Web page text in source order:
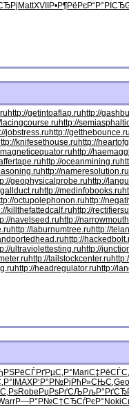
MattXVII Р•Р¶РёРєР“Р°РІСЂ
http://getintoaflap.ruhttp://
lacingcourse.ruhttp://
jobstress.ruhttp://
knifesethouse.ruhttp://
http://
http://oceanmining.ru
http://nameresolution.ru
geophysicalprobe.ruhttp://
http://medinfobooks.ru
octupolephonon.ruhttp://
killthefattedcalf.ruhttp://
navelseed.ruhttp://
http://laburnumtree.ruhttp://
http://
ultraviolettesting.ruhttp://
http://tailstockcenter.ru
http://headregulator.ruhttp://
РґРµС‚Р° MariС‡РёСЃС‚
IMAXР‘Р°Р№Рј РђР»СЊС‚
Robe РџРѕРґСЉ РљР°РґСЂ
Р—Р°Р№С†СЂСѓРєР° Noki